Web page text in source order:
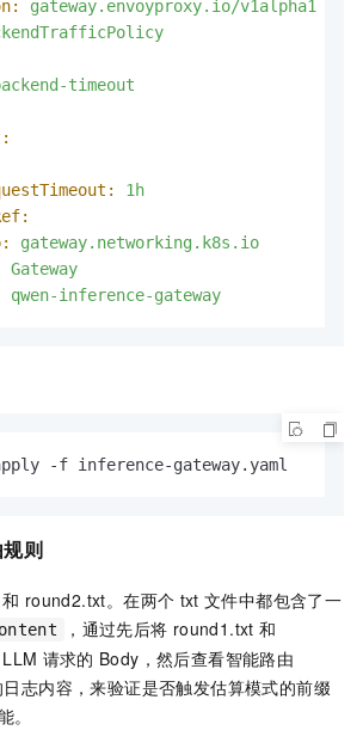
gateway.envoyproxy.io/v1alpha1
timeout
1h
gateway.networking.k8s.io
Gateway
qwen-inference-gateway
-f inference-gateway.yaml
则
和 round2.txt。在两个 txt 文件中都包含了一
，通过先后将 round1.txt 和
LLM 请求的 Body，然后查看智能路由
日志内容，来验证是否触发估算模式的前缀